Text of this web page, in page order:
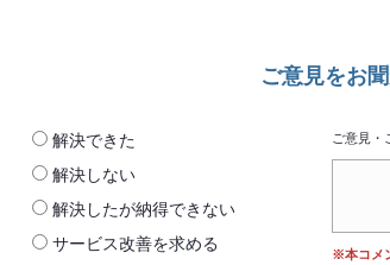
ご意見をお
解決できた
解決しない
解決したが納得できない
サービス改善を求める
ご意見・
※本コメ